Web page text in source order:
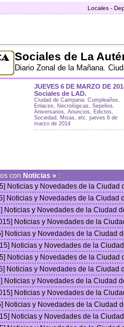
Locales -
Sociales de La
Diario Zonal de la Mañana.
JUEVES 6 DE MARZO DE
Sociales de LAD.
Ciudad de Campana: Cumpleaños,
Enlaces, Necrológicas, Sepelios,
Aniversarios, Anuncios, Edictos,
Sociedad, Misas, etc. jueves 6 de
marzo de 2014
con Noticias » :
Noticias y Novedades de la Ciudad
Noticias y Novedades de la Ciudad
Noticias y Novedades de la Ciudad
Noticias y Novedades de la
Noticias y Novedades de la Ciudad
Noticias y Novedades de la
Noticias y Novedades de la Ciudad
Noticias y Novedades de la Ciudad
Noticias y Novedades de la Ciudad
Noticias y Novedades de la
Noticias y Novedades de la Ciudad
Noticias y Novedades de la